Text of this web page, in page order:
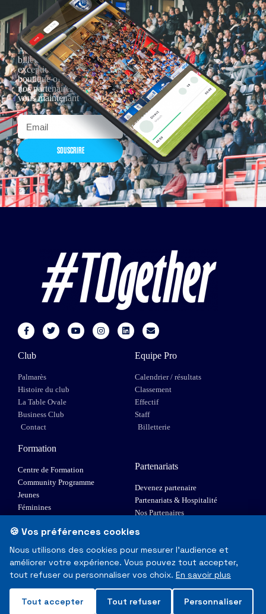
Actualités, nouveautés,
billetterie, remises
exceptionnelles dans la
boutique officielles & chez
nos partenaires… Inscrivez-
vous maintenant
SOUSCRIRE
Club
Palmarès
Histoire du club
La Table Ovale
Business Club
Contact
Equipe Pro
Calendrier / résultats
Classement
Effectif
Staff
Billetterie
Formation
Centre de Formation
Community Programme
Jeunes
Féminines
Elite 1
Partenariats
Devenez partenaire
Partenariats & Hospitalité
Nos Partenaires
© Toulouse Olympique XIII - Tous droits réservés
Mentions Légales & RGPD
🍪 Vos préférences cookies
Nous utilisons des cookies pour mesurer l'audience et
améliorer votre expérience. Vous pouvez tout accepter,
tout refuser ou personnaliser vos choix. En savoir plus
Tout accepter Tout refuser Personnaliser